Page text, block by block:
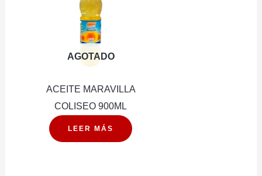
AGOTADO
ACEITE MARAVILLA
COLISEO 900ML
LEER MÁS